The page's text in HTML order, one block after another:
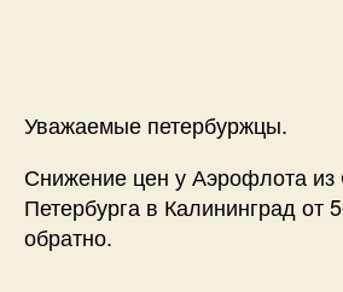
Уважаемые петербуржцы.
Снижение цен у Аэрофлота из
Петербурга в Калининград от
обратно.